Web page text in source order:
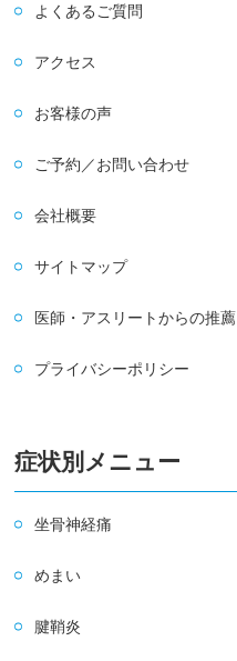
よくあるご質問
アクセス
お客様の声
ご予約／お問い合わせ
会社概要
サイトマップ
医師・アスリートからの推薦
プライバシーポリシー
症状別メニュー
坐骨神経痛
めまい
腱鞘炎